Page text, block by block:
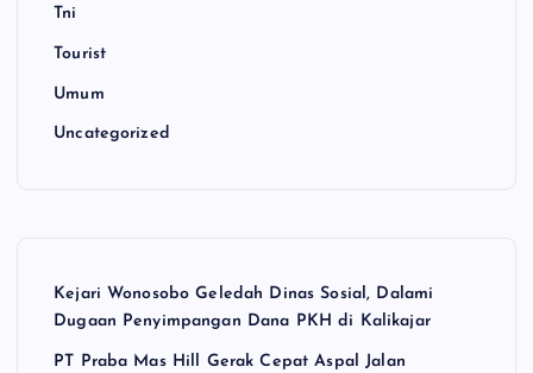
Tni
Tourist
Umum
Uncategorized
Kejari Wonosobo Geledah Dinas Sosial, Dalami
Dugaan Penyimpangan Dana PKH di Kalikajar
PT Praba Mas Hill Gerak Cepat Aspal Jalan